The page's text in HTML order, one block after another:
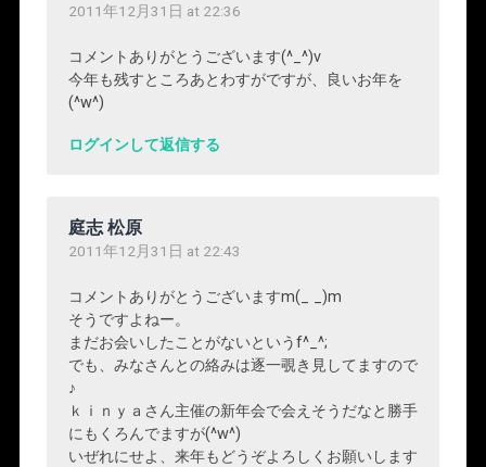
2011年12月31日 at 22:36
コメントありがとうございます(^_^)v
今年も残すところあとわすがですが、良いお年を
(^w^)
ログインして返信する
庭志 松原
2011年12月31日 at 22:43
コメントありがとうございますm(_ _)m
そうですよねー。
まだお会いしたことがないというf^_^;
でも、みなさんとの絡みは逐一覗き見してますので
♪
ｋｉｎｙａさん主催の新年会で会えそうだなと勝手
にもくろんでますが(^w^)
いぜれにせよ、来年もどうぞよろしくお願いします